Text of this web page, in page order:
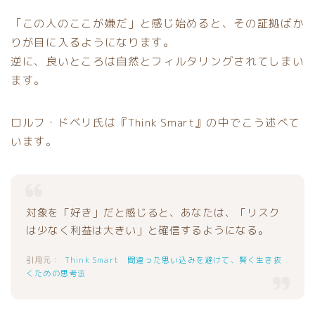
「この人のここが嫌だ」と感じ始めると、その証拠ばか
りが目に入るようになります。
逆に、良いところは自然とフィルタリングされてしまい
ます。
ロルフ・ドベリ氏は『Think Smart』の中でこう述べて
います。
対象を「好き」だと感じると、あなたは、「リスク
は少なく利益は大きい」と確信するようになる。
Think Smart 間違った思い込みを避けて、賢く生き抜
くための思考法